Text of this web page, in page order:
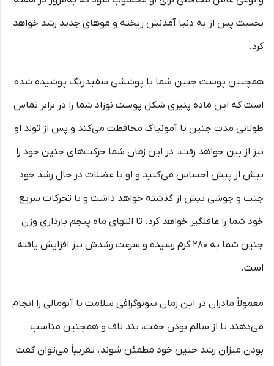
نخست پس از به دنیا آمدنش ریخته و موهای جدید رشد خواهد
کرد.
همچنین پوست جنین شما با پوششی سفیدرنگ پوشیده شده
است که این ماده پنیری شکل پوست نوزاد شما را در برابر تماس
طولانی‌ مدت جنین با آمونیاک محافظت می‌کند و پس از تولد او
نیز از بین خواهد رفت. در این زمان شما حرکت‌های جنین خود را
بیش ‌از پیش احساس می‌کنید و او با عضلات در حال رشد خود
جنب ‌و جوشی بیش از گذشته خواهد داشت و با تحرکات سریع
خود شما را غافلگیر خواهد کرد. تا انتهای ماه پنجم بارداری وزن
جنین شما به 280 گرم رسیده و سرعت رشدش نیز افزایش یافته
است.
معمولاً مادران در این زمان سونوگرافی سلامت یا آنومالی را انجام
می‌دهند تا از سالم بودن جفت، بند ناف و همچنین مناسب
بودن میزان رشد جنین خود مطمئن شوند. تقریباً می‌توان گفت